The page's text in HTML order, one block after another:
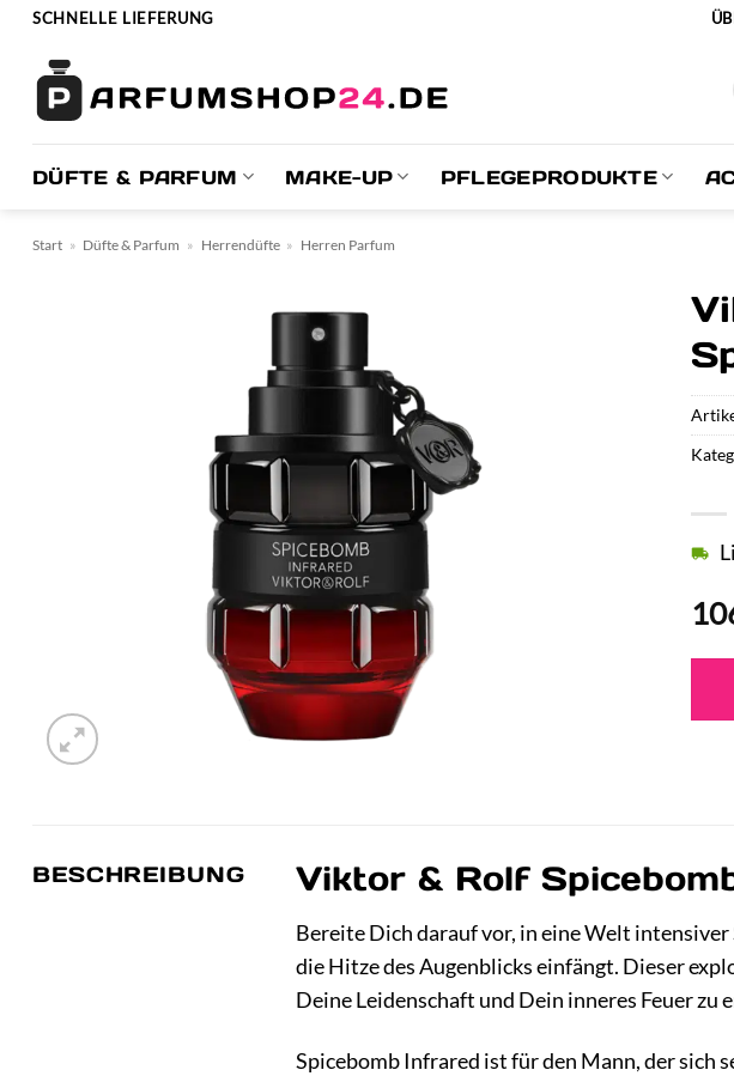
Zum
springen
SCHNELLE LIEFERUNG
DÜFTE & PARFUM MAKE-UP PFLEGEPRODUKTE
Start » Düfte & Parfum » Herrendüfte » Herren Parfum
BESCHREIBUNG Viktor & Rolf
Bereite Dich darauf vor, in eine Welt
die Hitze des Augenblicks einfängt. Dieser
Deine Leidenschaft und Dein inneres Feuer zu
Spicebomb Infrared ist für den Mann, der sich